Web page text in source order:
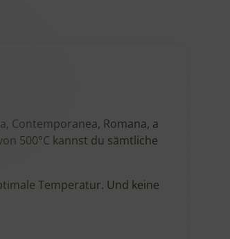
Contemporanea, Romana, a
500°C kannst du sämtliche
Temperatur. Und keine